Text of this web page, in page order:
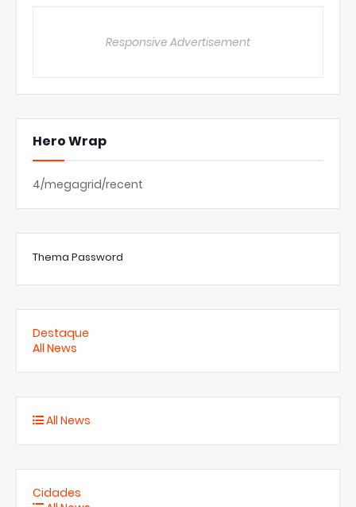
Responsive Advertisement
Hero Wrap
4/megagrid/recent
Thema Password
Destaque
All News
All News
Cidades